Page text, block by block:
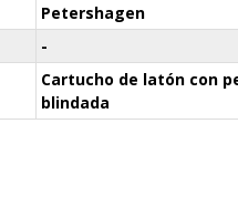
Petershagen
-
Cartucho de latón con
blindada